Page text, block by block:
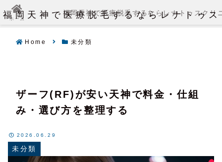
福岡天神で医療脱毛するならレナトゥ
Home 未分類
ザーフ(RF)が安い天神で料金・仕組
み・選び方を整理する
未分類
2026.06.29
ホーム
福岡天神で医療脱毛するならレナトゥスクリ